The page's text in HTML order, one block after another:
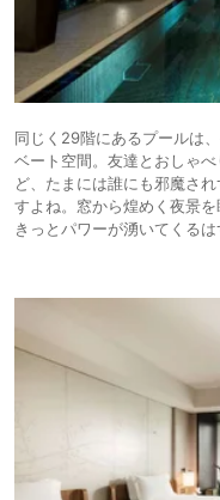
同じく29階にあるプールは
ベート空間。友達とおしゃ
ど、たまには誰にも邪魔さ
すよね。窓から煌めく夜景
きっとパワーが湧いてくるは